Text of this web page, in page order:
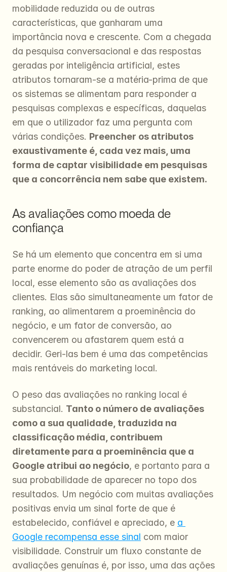
mobilidade reduzida ou de outras
características, que ganharam uma
importância nova e crescente. Com a chegada
da pesquisa conversacional e das respostas
geradas por inteligência artificial, estes
atributos tornaram-se a matéria-prima de que
os sistemas se alimentam para responder a
pesquisas complexas e específicas, daquelas
em que o utilizador faz uma pergunta com
várias condições. Preencher os atributos
exaustivamente é, cada vez mais, uma
forma de captar visibilidade em pesquisas
que a concorrência nem sabe que existem.
As avaliações como moeda de
confiança
Se há um elemento que concentra em si uma
parte enorme do poder de atração de um perfil
local, esse elemento são as avaliações dos
clientes. Elas são simultaneamente um fator de
ranking, ao alimentarem a proeminência do
negócio, e um fator de conversão, ao
convencerem ou afastarem quem está a
decidir. Geri-las bem é uma das competências
mais rentáveis do marketing local.
O peso das avaliações no ranking local é
substancial. Tanto o número de avaliações
como a sua qualidade, traduzida na
classificação média, contribuem
diretamente para a proeminência que a
Google atribui ao negócio, e portanto para a
sua probabilidade de aparecer no topo dos
resultados. Um negócio com muitas avaliações
positivas envia um sinal forte de que é
estabelecido, confiável e apreciado, e a
Google recompensa esse sinal com maior
visibilidade. Construir um fluxo constante de
avaliações genuínas é, por isso, uma das ações